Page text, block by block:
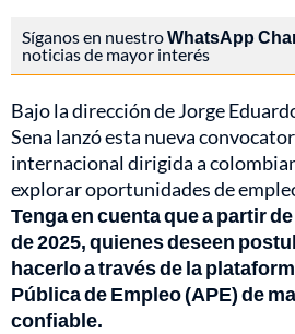
Síganos en nuestroWhatsApp
noticias de mayor interés
Bajo la dirección de Jorge
Sena lanzó esta nueva
internacional dirigida a
explorar oportunidades de
Tenga en cuenta que a partir
de 2025, quienes deseen
hacerlo a través de la
Pública de Empleo (APE) de
confiable.